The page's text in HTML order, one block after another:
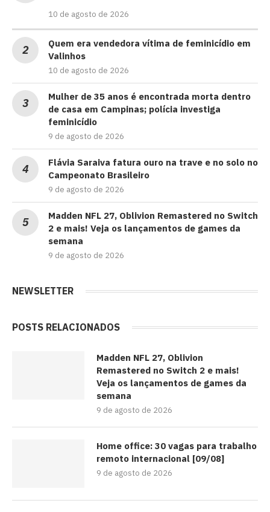
10 de agosto de 2026
Quem era vendedora vítima de feminicídio em
Valinhos
10 de agosto de 2026
Mulher de 35 anos é encontrada morta dentro
de casa em Campinas; polícia investiga
feminicídio
9 de agosto de 2026
Flávia Saraiva fatura ouro na trave e no solo no
Campeonato Brasileiro
9 de agosto de 2026
Madden NFL 27, Oblivion Remastered no Switch
2 e mais! Veja os lançamentos de games da
semana
9 de agosto de 2026
NEWSLETTER
POSTS RELACIONADOS
Madden NFL 27, Oblivion
Remastered no Switch 2 e mais!
Veja os lançamentos de games da
semana
9 de agosto de 2026
Home office: 30 vagas para trabalho
remoto internacional [09/08]
9 de agosto de 2026